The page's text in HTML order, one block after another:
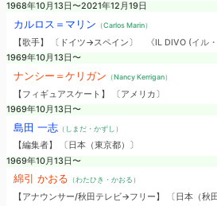
1968年10月13日〜2021年12月19日
カルロス＝マリン （Carlos Marin）
【歌手】 〔ドイツ→スペイン〕
《IL DIVO (イル
1969年10月13日〜
ナンシー＝ケリガン （Nancy Kerrigan）
【フィギュアスケート】 〔アメリカ〕
1969年10月13日〜
島田 一志（しまだ・かずし）
【編集者】 〔日本（東京都）〕
1969年10月13日〜
綿引 かおる （わたひき・かおる）
【アナウンサー/秋田テレビ→フリー】 〔日本（秋田